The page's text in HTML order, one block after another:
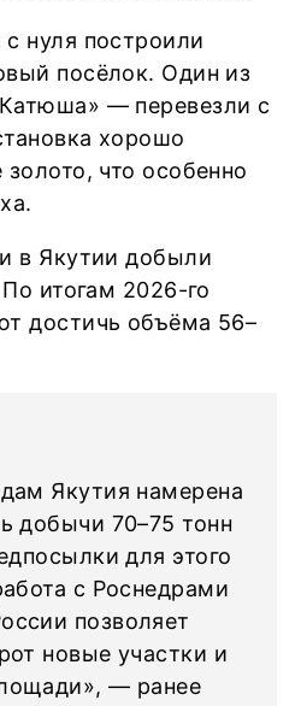
нуля построили
посёлок. Один из
— перевезли с
хорошо
что особенно
в Якутии добыли
итогам 2026-го
достичь объёма 56–
Якутия намерена
добычи 70–75 тонн
для этого
с Роснедрами
позволяет
новые участки и
— ранее